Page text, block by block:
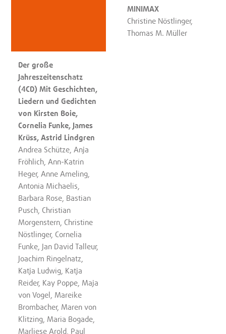
Der große
Jahreszeitenschatz
(4CD) Mit Geschichten,
Liedern und Gedichten
von Kirsten Boie,
Cornelia Funke, James
Krüss, Astrid Lindgren
Andrea Schütze, Anja
Fröhlich, Ann-Katrin
Heger, Anne Ameling,
Antonia Michaelis,
Barbara Rose, Bastian
Pusch, Christian
Morgenstern, Christine
Nöstlinger, Cornelia
Funke, Jan David Talleur,
Joachim Ringelnatz,
Katja Ludwig, Katja
Reider, Kay Poppe, Maja
von Vogel, Mareike
Brombacher, Maren von
Klitzing, Maria Bogade,
Marliese Arold, Paul
MINIMAX
Christine Nöstlinger,
Thomas M. Müller